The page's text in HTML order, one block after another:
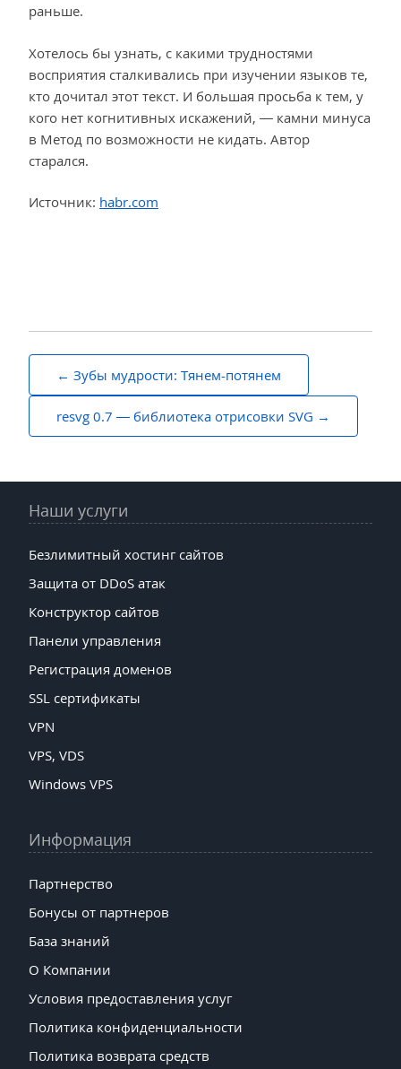
раньше.
Хотелось бы узнать, с какими трудностями
восприятия сталкивались при изучении языков те,
кто дочитал этот текст. И большая просьба к тем, у
кого нет когнитивных искажений, — камни минуса
в Метод по возможности не кидать. Автор
старался.
Источник: habr.com
Навигация
по
записям
Зубы мудрости: Тянем-потянем
resvg 0.7 — библиотека отрисовки SVG
Наши услуги
Безлимитный хостинг сайтов
Защита от DDoS атак
Конструктор сайтов
Панели управления
Регистрация доменов
SSL сертификаты
VPN
VPS, VDS
Windows VPS
Информация
Партнерство
Бонусы от партнеров
База знаний
О Компании
Условия предоставления услуг
Политика конфиденциальности
Политика возврата средств